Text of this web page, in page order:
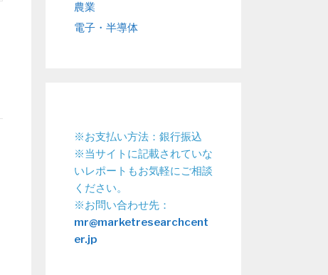
農業
電子・半導体
※お支払い方法：銀行振込
※当サイトに記載されていな
いレポートもお気軽にご相談
ください。
※お問い合わせ先：
mr@marketresearchcent
er.jp